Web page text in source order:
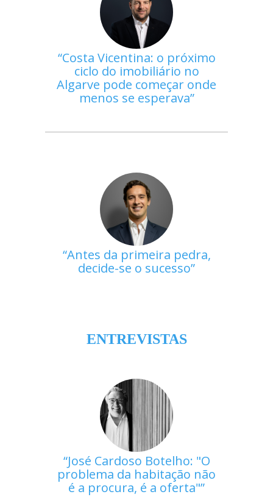
Costa Vicentina: o próximo
ciclo do imobiliário no
Algarve pode começar onde
menos se esperava
Antes da primeira pedra,
decide-se o sucesso
ENTREVISTAS
José Cardoso Botelho: "O
problema da habitação não
é a procura, é a oferta"